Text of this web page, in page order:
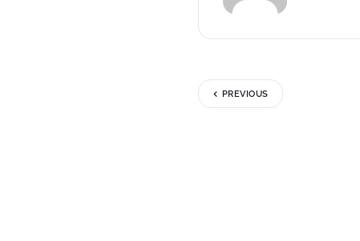
PREVIOUS